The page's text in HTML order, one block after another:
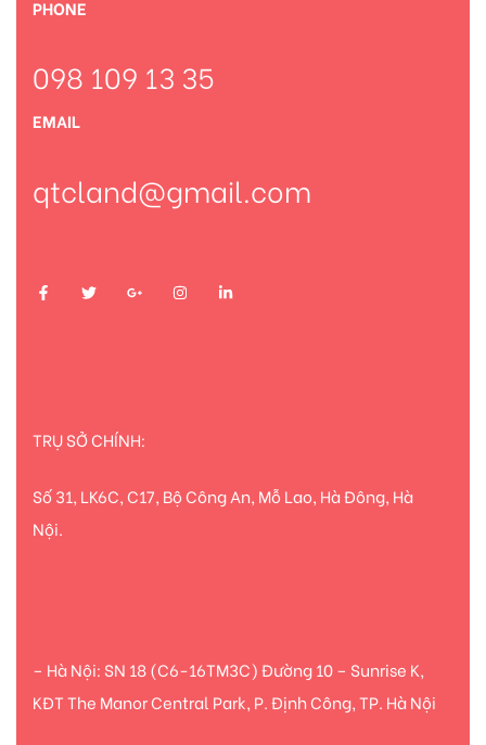
PHONE
098 109 13 35
EMAIL
qtcland@gmail.com
TRỤ SỞ CHÍNH:
Số 31, LK6C, C17, Bộ Công An, Mỗ Lao, Hà Đông, Hà
Nội.
– Hà Nội: SN 18 (C6-16TM3C) Đường 10 – Sunrise K,
KĐT The Manor Central Park, P. Định Công, TP. Hà Nội